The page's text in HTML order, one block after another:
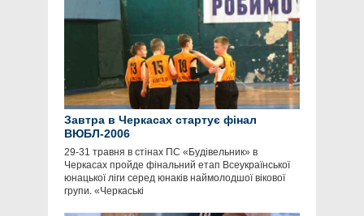
Завтра в Черкасах стартує фінал
ВЮБЛ-2006
29-31 травня в стінах ПС «Будівельник» в
Черкасах пройде фінальний етап Всеукраїнської
юнацької ліги серед юнаків наймолодшої вікової
групи. «Черкаські